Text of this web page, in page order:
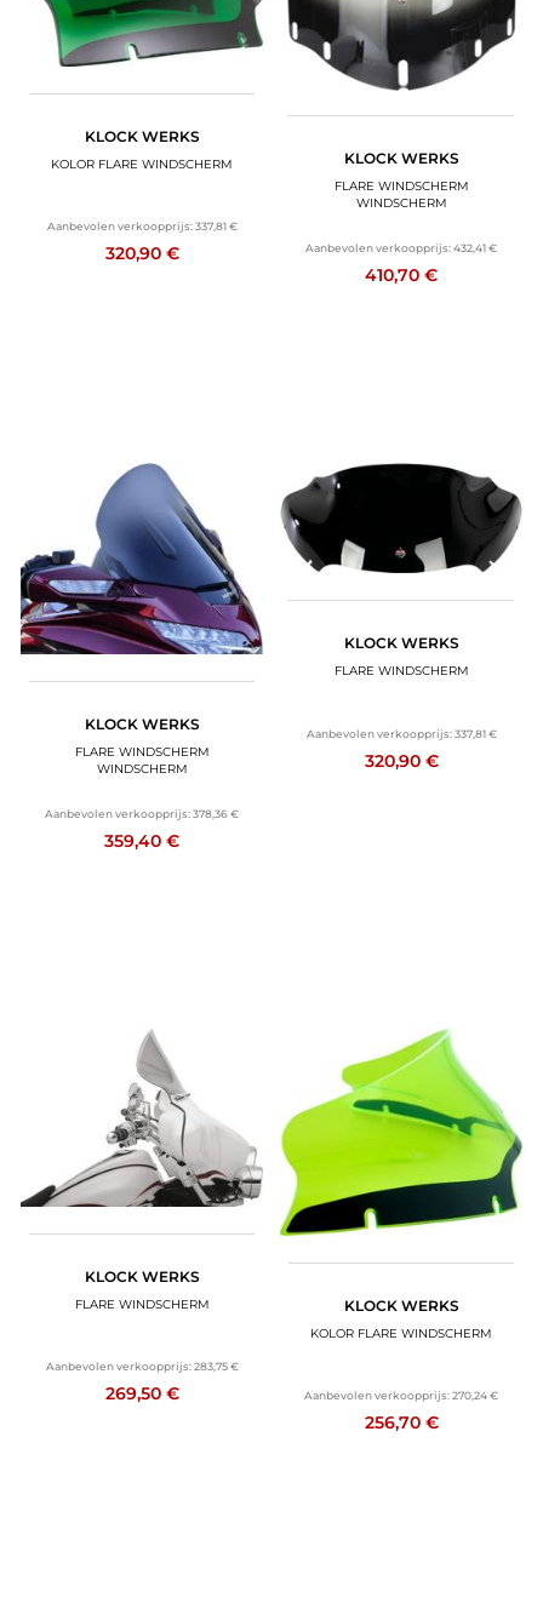
KLOCK WERKS
KOLOR FLARE WINDSCHERM
Aanbevolen verkoopprijs: 337,81 €
320,90 €
KLOCK WERKS
FLARE WINDSCHERM
WINDSCHERM
Aanbevolen verkoopprijs:432,41 €
410,70 €
KLOCK WERKS
FLARE WINDSCHERM
WINDSCHERM
Aanbevolen verkoopprijs:378,36 €
359,40 €
KLOCK WERKS
FLARE WINDSCHERM
Aanbevolen verkoopprijs: 337,81 €
320,90 €
KLOCK WERKS
FLARE WINDSCHERM
Aanbevolen verkoopprijs: 283,75 €
269,50 €
KLOCK WERKS
KOLOR FLARE WINDSCHERM
Aanbevolen verkoopprijs:270,24 €
256,70 €